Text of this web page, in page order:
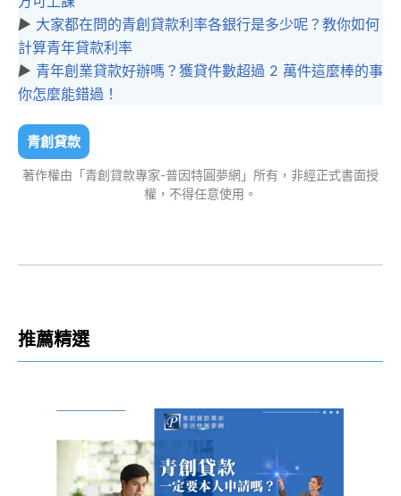
▶︎ 大家都在問的青創貸款利率各銀行是多少呢？教你如何
計算青年貸款利率
▶︎ 青年創業貸款好辦嗎？獲貸件數超過 2 萬件這麼棒的事
你怎麼能錯過！
青創貸款
著作權由「青創貸款專家-普因特圓夢網」所有，非經正式書面授
權，不得任意使用。
推薦精選